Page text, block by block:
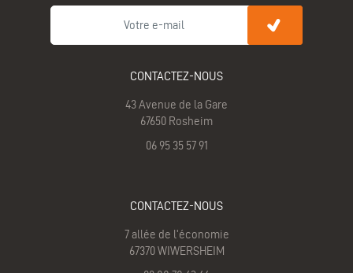
CONTACTEZ-NOUS
43 Avenue de la Gare
67650 Rosheim
06 95 35 57 91
CONTACTEZ-NOUS
7 allée de l'économie
67370 WIWERSHEIM